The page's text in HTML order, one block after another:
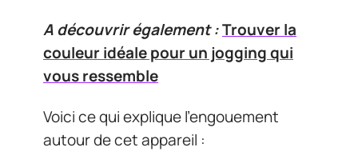
A découvrir également :Trouver la
couleur idéale pour un jogging qui
vous ressemble
Voici ce qui explique l’engouement
autour de cet appareil :